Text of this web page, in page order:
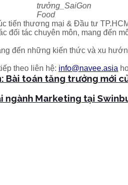
trưởng_SaiGon
Food
thương mại & Đầu tư
đối tác chuyên môn, mang đến
đến những kiến thức và xu
theo liên hệ: info@navee.asia
toán tăng trưởng mới
ngành Marketing tại